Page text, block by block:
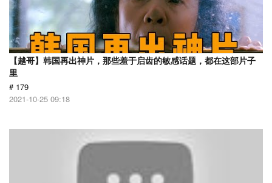
【越哥】韩国再出神片，那些羞于启齿的敏感话题，都在这部片子
里
# 179
2021-10-25 09:18